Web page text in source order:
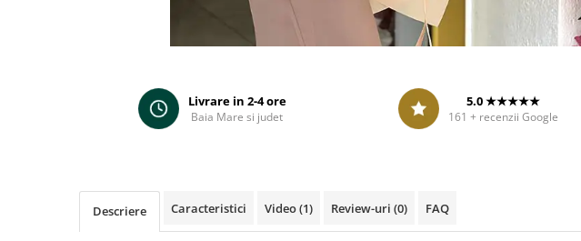
Livrare in 2-4 ore
Baia Mare si judet
5.0 ★★★★★
161 + recenzii Google
Descriere Caracteristici Video(1) Review-uri (0) FAQ